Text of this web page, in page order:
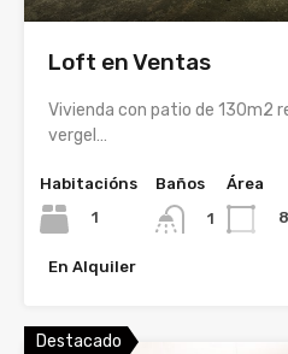
Loft en Ventas
Vivienda con patio de 130m2
vergel…
Habitacións
1
Baños
1
Área
En Alquiler
Destacado